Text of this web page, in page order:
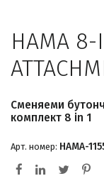
HAMA 8-
Сменяеми
комплект 8 in 1
Арт. номер: HAMA-